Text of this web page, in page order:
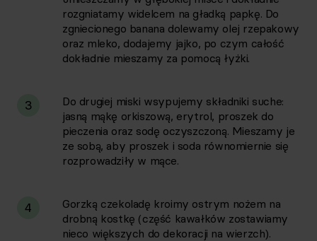
rozgniatamy widelcem na gładką papkę. Do
zgniecionego banana dolewamy olej rzepakowy
oraz mleko, dodajemy jajko, po czym całość
dokładnie mieszamy za pomocą łyżki.
3
Do drugiej miski wsypujemy składniki suche:
jasną mąkę orkiszową, erytrol, proszek do
pieczenia oraz sodę oczyszczoną. Mieszamy je
ze sobą, aby proszek i soda równomiernie się
rozprowadziły w mące.
4
Gorzką czekoladę kroimy ostrym nożem na
drobną kostkę (część kawałków zostawiamy
nieco większych do dekoracji na wierzch).